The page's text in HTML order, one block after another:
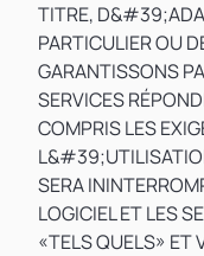
TITRE,
PARTICULIER OU
GARANTISSONS
SERVICES
COMPRIS LES
SERA
LOGICIEL ET LES
«TELS QUELS» ET